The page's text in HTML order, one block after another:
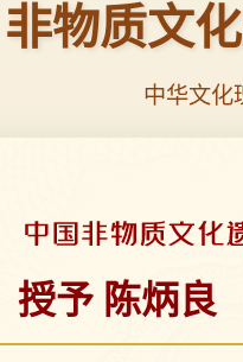
非物质文
中华文化
授予 陈炳良